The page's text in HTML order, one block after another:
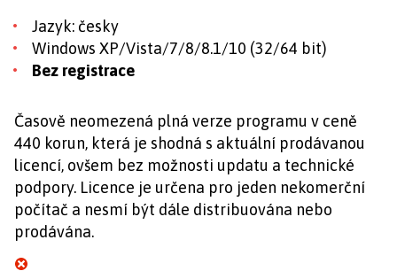
Jazyk: česky
Windows XP/Vista/7/8/8.1/10 (32/64 bit)
Bez registrace
Časově neomezená plná verze programu v ceně
440 korun, která je shodná s aktuální prodávanou
licencí, ovšem bez možnosti updatu a technické
podpory. Licence je určena pro jeden nekomerční
počítač a nesmí být dále distribuována nebo
prodávána.